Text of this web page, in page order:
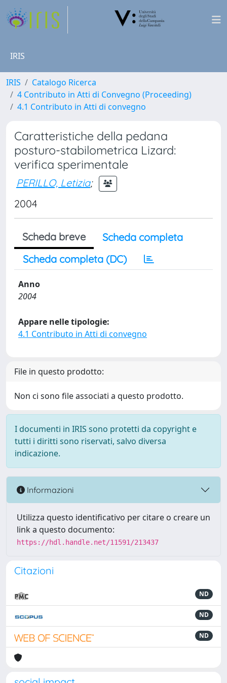
IRIS
IRIS
Catalogo Ricerca
4 Contributo in Atti di Convegno (Proceeding)
4.1 Contributo in Atti di convegno
Caratteristiche della pedana
posturo-stabilometrica Lizard:
verifica sperimentale
PERILLO, Letizia;
2004
Scheda breve
Scheda completa
Scheda completa (DC)
Anno
2004
Appare nelle tipologie:
4.1 Contributo in Atti di convegno
File in questo prodotto:
Non ci sono file associati a questo prodotto.
I documenti in IRIS sono protetti da copyright e
tutti i diritti sono riservati, salvo diversa
indicazione.
Informazioni
Utilizza questo identificativo per citare o creare un
link a questo documento:
https://hdl.handle.net/11591/213437
Citazioni
ND
ND
ND